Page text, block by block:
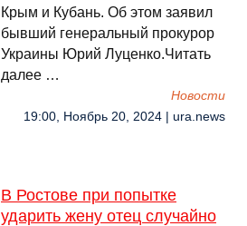
Крым и Кубань. Об этом заявил
бывший генеральный прокурор
Украины Юрий Луценко.Читать
далее …
Новости
19:00, Ноябрь 20, 2024 | ura.news
В Ростове при попытке
ударить жену отец случайно